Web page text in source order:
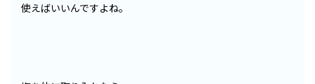
使えばいいんですよね。